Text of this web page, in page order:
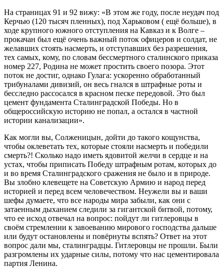
На страницах 91 и 92 вижу: «В этом же году, после неудач под
Керчью (120 тысяч пленных), под Харьковом ( ещё больше), в
ходе крупного южного отступления на Кавказ и к Волге –
прокачан был ещё очень важный поток офицеров и солдат, не
желавших стоять насмерть, и отступавших без разрешения,
тех самых, кому, по словам бессмертного сталинского приказа
номер 227, Родина не может простить своего позора. Этот
поток не достиг, однако Гулага: ускоренно обработанный
трибуналами дивизий, он весь гнался в штрафные роты и
бесследно рассосался в красном песке передовой. Это был
цемент фундамента Сталинградской Победы. Но в
общероссийскую историю не попал, а остался в частной
истории канализации».
Как могли вы, Солженицын, дойти до такого кощунства,
чтобы оклеветать тех, которые стояли насмерть и победили
смерть?! Сколько надо иметь ядовитой желчи в сердце и на
устах, чтобы приписать Победу штрафным ротам, которых до
и во время Сталинградского сражения не было и в природе.
Вы злобно клевещете на Советскую Армию и народ перед
историей и перед всем человечеством. Неужели вы и ваши
шефы думаете, что все народы мира забыли, как они с
затаенным дыханием следили за гигантской битвой, потому,
что ее исход отвечал на вопрос: пойдут ли гитлеровцы в
своём стремлении к завоеванию мирового господства дальше
или будут остановлены и повёрнуты вспять? Ответ на этот
вопрос дали мы, сталинградцы. Гитлеровцы не прошли. Были
разгромлены их ударные силы, потому что нас цементировала
партия Ленина.